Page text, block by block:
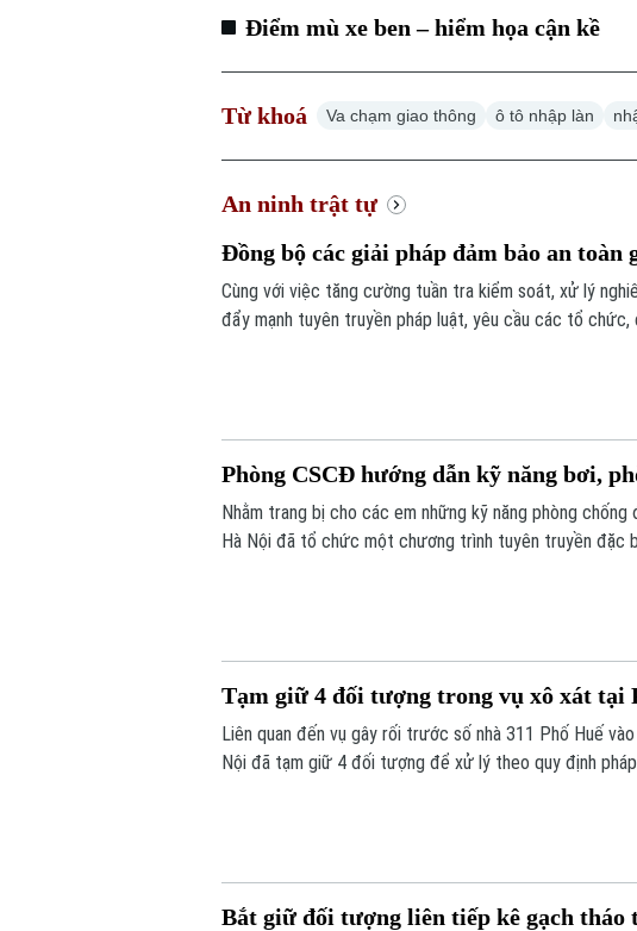
Điểm mù xe ben – hiểm họa cận kề
Từ khoá Va chạm giao thông ô tô nhập làn
An ninh trật tự
Đồng bộ các giải pháp đảm bảo an toàn
Cùng với việc tăng cường tuần tra kiểm soát, xử lý
đẩy mạnh tuyên truyền pháp luật, yêu cầu các tổ
Phòng CSCĐ hướng dẫn kỹ năng bơi,
Nhằm trang bị cho các em những kỹ năng phòng
Hà Nội đã tổ chức một chương trình tuyên truyền
Tạm giữ 4 đối tượng trong vụ xô xát tại
Liên quan đến vụ gây rối trước số nhà 311 Phố Huế
Nội đã tạm giữ 4 đối tượng để xử lý theo quy định
Bắt giữ đối tượng liên tiếp kê gạch tháo